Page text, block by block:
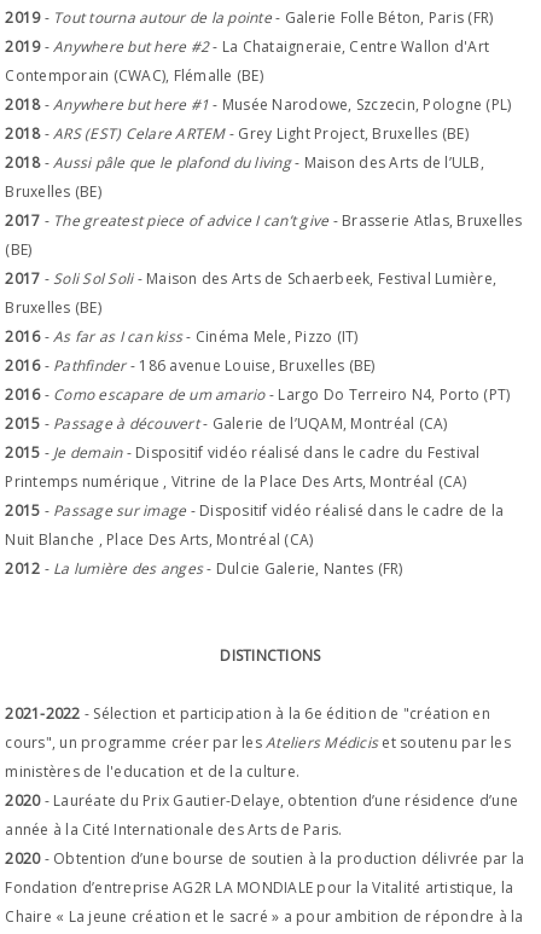
2019- Tout tourna autour de la pointe- Galerie Folle Béton, Paris (FR)
2019-Anywhere but here #2- La Chataigneraie, Centre Wallon d'Art
Contemporain (CWAC), Flémalle (BE)
2018-Anywhere but here #1- Musée Narodowe, Szczecin, Pologne (PL)
2018-ARS (EST) Celare ARTEM- Grey Light Project, Bruxelles (BE)
2018-Aussi pâle que le plafond du living- Maison des Arts de l’ULB,
Bruxelles (BE)
2017 - The greatest piece of advice I can’t give - Brasserie Atlas, Bruxelles
(BE)
2017 -Soli Sol Soli- Maison des Arts de Schaerbeek, Festival Lumière,
Bruxelles (BE)
2016-As far as I can kiss- Cinéma Mele, Pizzo (IT)
2016- Pathfinder- 186 avenue Louise, Bruxelles (BE)
2016- Como escapare de um amario- Largo Do Terreiro N4, Porto (PT)
2015 - Passage à découvert- Galerie de l’UQAM, Montréal (CA)
2015 - Je demain- Dispositif vidéo réalisé dans le cadre du Festival
Printemps numérique , Vitrine de la Place Des Arts, Montréal (CA)
2015 - Passage sur image - Dispositif vidéo réalisé dans le cadre de la
Nuit Blanche , Place Des Arts, Montréal (CA)
2012 - La lumière des anges- Dulcie Galerie, Nantes (FR)
DISTINCTIONS
2021-2022 - Sélection et participation à la 6e édition de "création en
cours", un programme créer par lesAteliers Médiciset soutenu par les
ministères de l'education et de la culture.
2020- Lauréate du Prix Gautier-Delaye, obtention d’une résidence d’une
année à la Cité Internationale des Arts de Paris.
2020- Obtention d’une bourse de soutien à la production délivrée par la
Fondation d’entreprise AG2R LA MONDIALE pour la Vitalité artistique, la
Chaire « La jeune création et le sacré » a pour ambition de répondre à la